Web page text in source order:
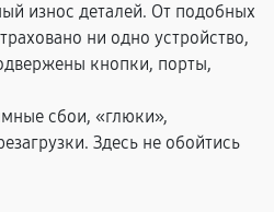
износ деталей. От подобных
ни одно устройство,
кнопки, порты,
сбои, «глюки»,
Здесь не обойтись